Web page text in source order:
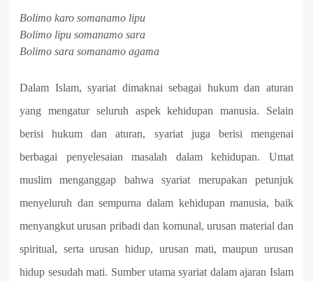
Bolimo karo somanamo lipu
Bolimo lipu somanamo sara
Bolimo sara somanamo agama
Dalam Islam, syariat dimaknai sebagai hukum dan aturan
yang mengatur seluruh aspek kehidupan manusia. Selain
berisi hukum dan aturan, syariat juga berisi mengenai
berbagai penyelesaian masalah dalam kehidupan. Umat
muslim menganggap bahwa syariat merupakan petunjuk
menyeluruh dan sempurna dalam kehidupan manusia, baik
menyangkut urusan pribadi dan komunal, urusan material dan
spiritual, serta urusan hidup, urusan mati, maupun urusan
hidup sesudah mati. Sumber utama syariat dalam ajaran Islam